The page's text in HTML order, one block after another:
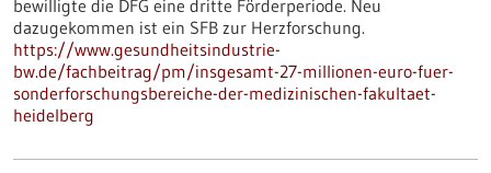
bewilligte die DFG eine dritte Förderperiode. Neu
dazugekommen ist ein SFB zur Herzforschung.
https://www.gesundheitsindustrie-
bw.de/fachbeitrag/pm/insgesamt-27-millionen-euro-fuer-
sonderforschungsbereiche-der-medizinischen-fakultaet-
heidelberg